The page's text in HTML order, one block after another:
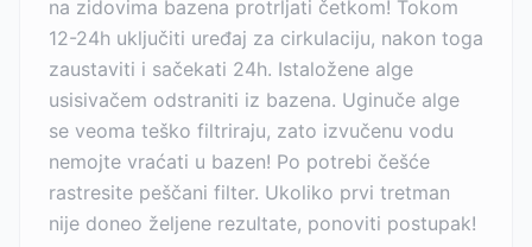
na zidovima bazena protrljati četkom! Tokom
12-24h uključiti uređaj za cirkulaciju, nakon toga
zaustaviti i sačekati 24h. Istaložene alge
usisivačem odstraniti iz bazena. Uginuče alge
se veoma teško filtriraju, zato izvučenu vodu
nemojte vraćati u bazen! Po potrebi češće
rastresite peščani filter. Ukoliko prvi tretman
nije doneo željene rezultate, ponoviti postupak!